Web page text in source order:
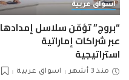
اسواق عربية
“بروج” تؤمّن سلاسل إمدادها
عبر شراكات إماراتية
استراتيجية
منذ 3 أشهر اسواق عربية